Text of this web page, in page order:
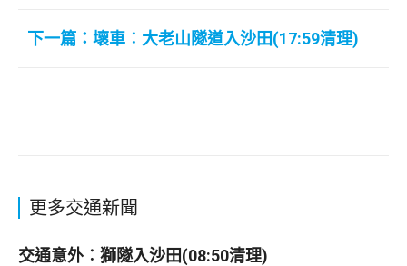
下一篇：壞車︰大老山隧道入沙田(17:59清理)
更多交通新聞
交通意外︰獅隧入沙田(08:50清理)